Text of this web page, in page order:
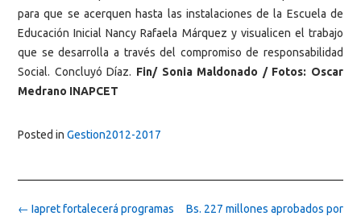
para que se acerquen hasta las instalaciones de la Escuela de
Educación Inicial Nancy Rafaela Márquez y visualicen el trabajo
que se desarrolla a través del compromiso de responsabilidad
Social. Concluyó Díaz. Fin/ Sonia Maldonado / Fotos: Oscar
Medrano INAPCET
Posted in Gestion2012-2017
Post
Bs. 227 millones aprobados por
← Iapret fortalecerá programas